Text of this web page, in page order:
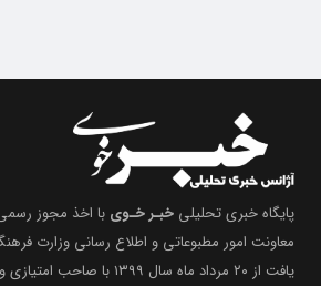
پایگاه خبری تحلیلیخبـر خـوی
معاونت امور مطبوعاتی و اطلاع رسانی وزارت
یافت از ۲۰ مرداد ماه سال ۱۳۹۹
امیرعلی موسوی بصورت رسمی به فعالیت های